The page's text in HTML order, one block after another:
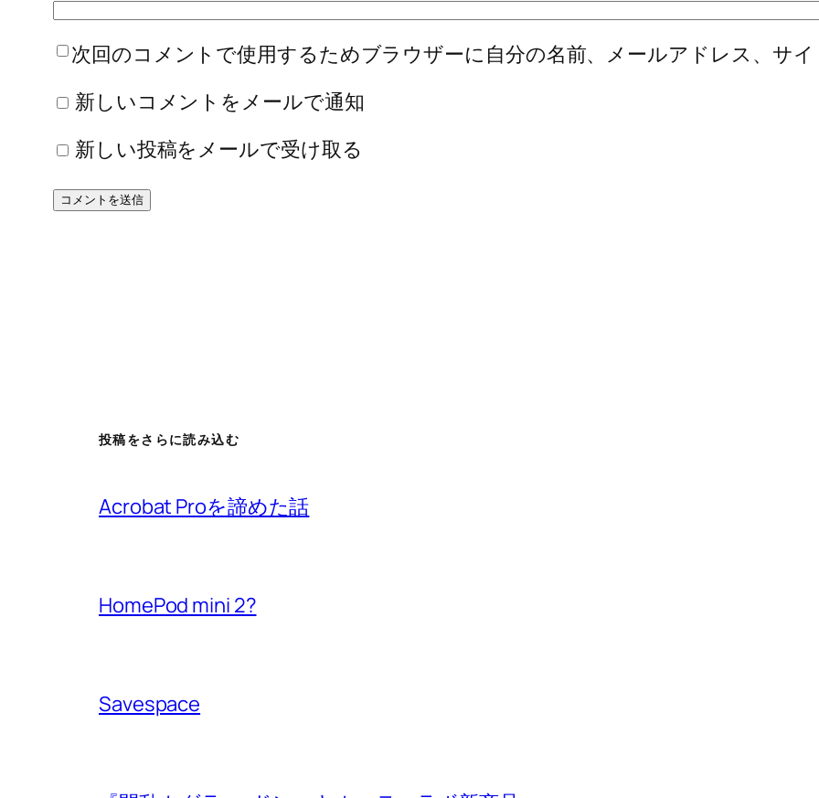
次回のコメントで使用するためブラウザーに自分の名前、メールアドレス、サ
新しいコメントをメールで通知
新しい投稿をメールで受け取る
投稿をさらに読み込む
Acrobat Proを諦めた話
HomePod mini 2?
Savespace